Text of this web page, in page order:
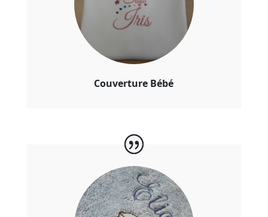
Couverture Bébé